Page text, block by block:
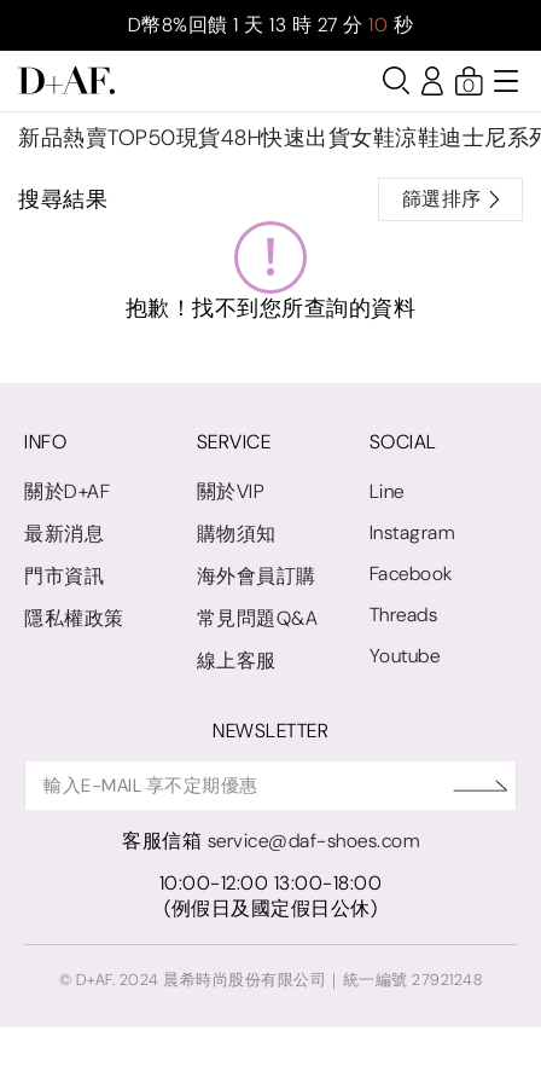
D幣8%回饋 1 天 13 時 27 分 10 秒
新品熱賣TOP50現貨48H快速出貨女鞋涼鞋迪士尼系
0
搜尋結果 篩選排序
抱歉！找不到您所查詢的資料
INFO
關於D+AF
最新消息
門市資訊
隱私權政策
SERVICE
關於VIP
購物須知
海外會員訂購
常見問題Q&A
線上客服
SOCIAL
Line
Instagram
Facebook
Threads
Youtube
NEWSLETTER
客服信箱 service@daf-shoes.com
10:00-12:00 13:00-18:00
(例假日及國定假日公休)
© D+AF. 2024 晨希時尚股份有限公司｜統一編號 27921248